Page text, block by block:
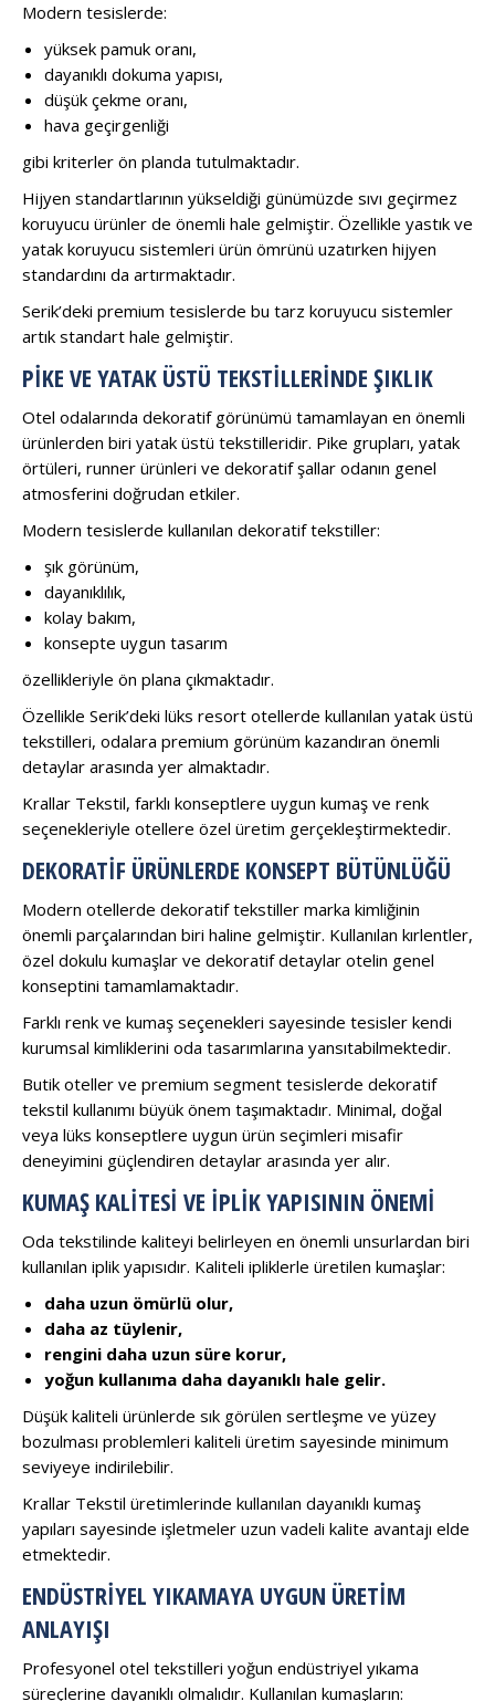
Modern tesislerde:
yüksek pamuk oranı,
dayanıklı dokuma yapısı,
düşük çekme oranı,
hava geçirgenliği
gibi kriterler ön planda tutulmaktadır.
Hijyen standartlarının yükseldiği günümüzde sıvı geçirmez
koruyucu ürünler de önemli hale gelmiştir. Özellikle yastık ve
yatak koruyucu sistemleri ürün ömrünü uzatırken hijyen
standardını da artırmaktadır.
Serik’deki premium tesislerde bu tarz koruyucu sistemler
artık standart hale gelmiştir.
PIKE VE YATAK ÜSTÜ TEKSTILLERINDE ŞIKLIK
Otel odalarında dekoratif görünümü tamamlayan en önemli
ürünlerden biri yatak üstü tekstilleridir. Pike grupları, yatak
örtüleri, runner ürünleri ve dekoratif şallar odanın genel
atmosferini doğrudan etkiler.
Modern tesislerde kullanılan dekoratif tekstiller:
şık görünüm,
dayanıklılık,
kolay bakım,
konsepte uygun tasarım
özellikleriyle ön plana çıkmaktadır.
Özellikle Serik’deki lüks resort otellerde kullanılan yatak üstü
tekstilleri, odalara premium görünüm kazandıran önemli
detaylar arasında yer almaktadır.
Krallar Tekstil, farklı konseptlere uygun kumaş ve renk
seçenekleriyle otellere özel üretim gerçekleştirmektedir.
DEKORATIF ÜRÜNLERDE KONSEPT BÜTÜNLÜĞÜ
Modern otellerde dekoratif tekstiller marka kimliğinin
önemli parçalarından biri haline gelmiştir. Kullanılan kırlentler,
özel dokulu kumaşlar ve dekoratif detaylar otelin genel
konseptini tamamlamaktadır.
Farklı renk ve kumaş seçenekleri sayesinde tesisler kendi
kurumsal kimliklerini oda tasarımlarına yansıtabilmektedir.
Butik oteller ve premium segment tesislerde dekoratif
tekstil kullanımı büyük önem taşımaktadır. Minimal, doğal
veya lüks konseptlere uygun ürün seçimleri misafir
deneyimini güçlendiren detaylar arasında yer alır.
KUMAŞ KALITESI VE İPLIK YAPISININ ÖNEMI
Oda tekstilinde kaliteyi belirleyen en önemli unsurlardan biri
kullanılan iplik yapısıdır. Kaliteli ipliklerle üretilen kumaşlar:
daha uzun ömürlü olur,
daha az tüylenir,
rengini daha uzun süre korur,
yoğun kullanıma daha dayanıklı hale gelir.
Düşük kaliteli ürünlerde sık görülen sertleşme ve yüzey
bozulması problemleri kaliteli üretim sayesinde minimum
seviyeye indirilebilir.
Krallar Tekstil üretimlerinde kullanılan dayanıklı kumaş
yapıları sayesinde işletmeler uzun vadeli kalite avantajı elde
etmektedir.
ENDÜSTRIYEL YIKAMAYA UYGUN ÜRETIM
ANLAYIŞI
Profesyonel otel tekstilleri yoğun endüstriyel yıkama
süreçlerine dayanıklı olmalıdır. Kullanılan kumaşların: